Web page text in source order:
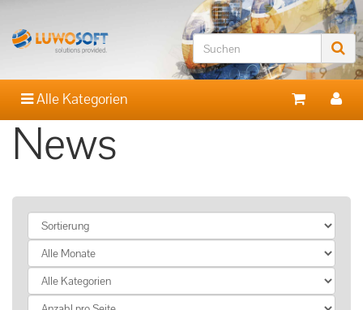
Alle Kategorien
News